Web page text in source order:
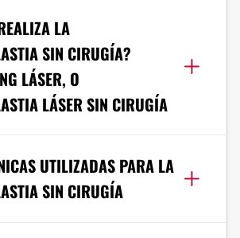
LA
SIN CIRUGÍA?
LÁSER, O
LÁSER SIN CIRUGÍA
UTILIZADAS PARA LA
SIN CIRUGÍA